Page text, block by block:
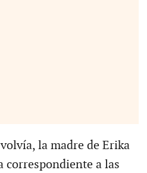
la madre de Erika
correspondiente a las